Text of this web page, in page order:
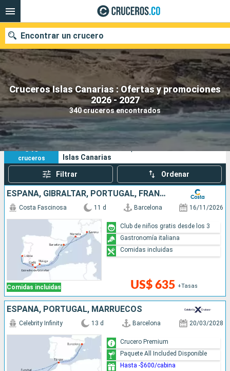
Cruceros Islas Canarias : Ofertas y promociones
2026 - 2027
340 cruceros encontrados
Encontrar un crucero
Fecha de salida
Buscar
340
cruceros
Sus criterios de búsqueda:
Islas Canarias
Filtrar Ordenar
ESPAÑA, GIBRALTAR, PORTUGAL, FRANCIA, ITALIA
Comidas incluidas
Costa Fascinosa 11 d Barcelona 16/11/2026
US$ 635 +Tasas
Club de niños gratis desde los 3
Gastronomía italiana
Comidas incluidas
ESPAÑA, PORTUGAL, MARRUECOS
Celebrity Infinity 13 d Barcelona 20/03/2028
Crucero Premium
Paquete All Included Disponible
Hasta -$600/cabina